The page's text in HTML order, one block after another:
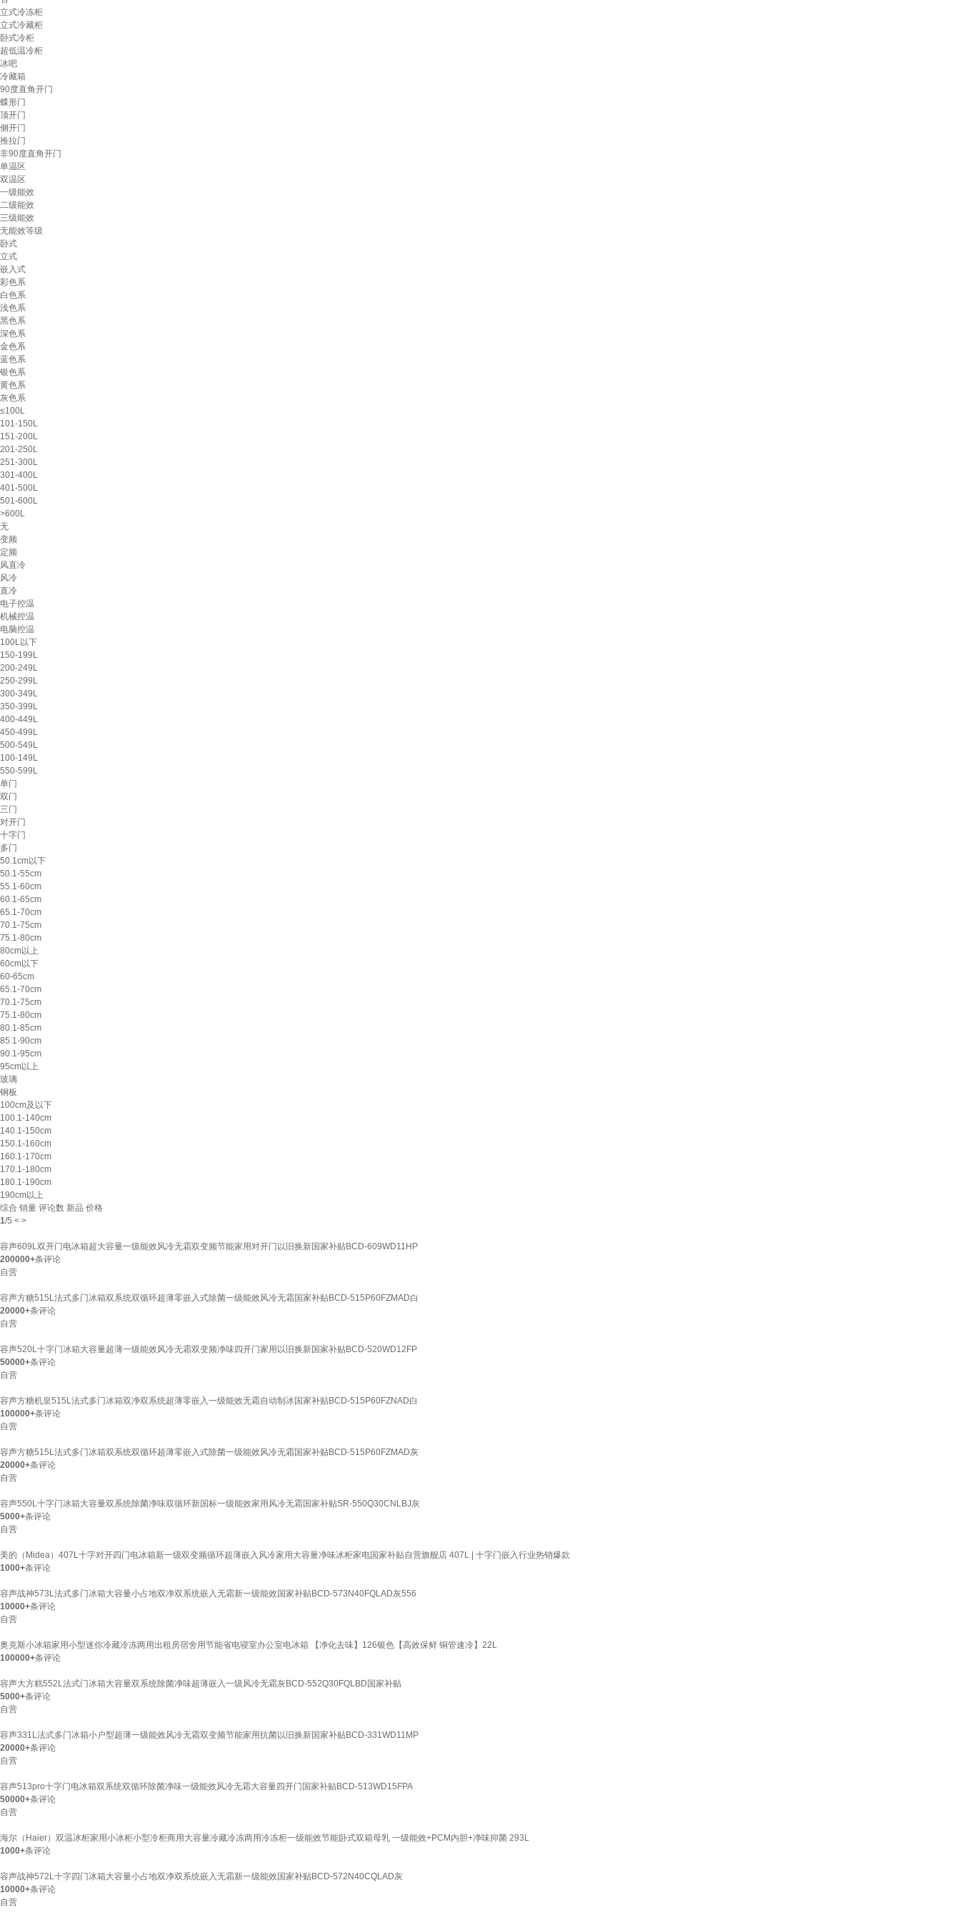
立式冷冻柜
立式冷藏柜
卧式冷柜
超低温冷柜
冰吧
冷藏箱
90度直角开门
蝶形门
顶开门
侧开门
推拉门
非90度直角开门
单温区
双温区
一级能效
二级能效
三级能效
无能效等级
卧式
立式
嵌入式
彩色系
白色系
浅色系
黑色系
深色系
金色系
蓝色系
银色系
黄色系
灰色系
≤100L
101-150L
151-200L
201-250L
251-300L
301-400L
401-500L
501-600L
>600L
无
变频
定频
风直冷
风冷
直冷
电子控温
机械控温
电脑控温
100L以下
150-199L
200-249L
250-299L
300-349L
350-399L
400-449L
450-499L
500-549L
100-149L
550-599L
单门
双门
三门
对开门
十字门
多门
50.1cm以下
50.1-55cm
55.1-60cm
60.1-65cm
65.1-70cm
70.1-75cm
75.1-80cm
80cm以上
60cm以下
60-65cm
65.1-70cm
70.1-75cm
75.1-80cm
80.1-85cm
85.1-90cm
90.1-95cm
95cm以上
玻璃
钢板
100cm及以下
100.1-140cm
140.1-150cm
150.1-160cm
160.1-170cm
170.1-180cm
180.1-190cm
190cm以上
综合 销量 评论数 新品 价格
1/5 < >
容声609L双开门电冰箱超大容量一级能效风冷无霜双变频节能家用对开门以旧换新国家补贴BCD-609WD11HP
200000+条评论
自营
容声方糖515L法式多门冰箱双系统双循环超薄零嵌入式除菌一级能效风冷无霜国家补贴BCD-515P60FZMAD白
20000+条评论
自营
容声520L十字门冰箱大容量超薄一级能效风冷无霜双变频净味四开门家用以旧换新国家补贴BCD-520WD12FP
50000+条评论
自营
容声方糖机皇515L法式多门冰箱双净双系统超薄零嵌入一级能效无霜自动制冰国家补贴BCD-515P60FZNAD白
100000+条评论
自营
容声方糖515L法式多门冰箱双系统双循环超薄零嵌入式除菌一级能效风冷无霜国家补贴BCD-515P60FZMAD灰
20000+条评论
自营
容声550L十字门冰箱大容量双系统除菌净味双循环新国标一级能效家用风冷无霜国家补贴SR-550Q30CNLBJ灰
5000+条评论
自营
美的（Midea）407L十字对开四门电冰箱新一级双变频循环超薄嵌入风冷家用大容量净味冰柜家电国家补贴自营旗舰店 407L | 十字门嵌入行业热销爆款
1000+条评论
容声战神573L法式多门冰箱大容量小占地双净双系统嵌入无霜新一级能效国家补贴BCD-573N40FQLAD灰556
10000+条评论
自营
奥克斯小冰箱家用小型迷你冷藏冷冻两用出租房宿舍用节能省电寝室办公室电冰箱 【净化去味】126银色【高效保鲜 铜管速冷】22L
100000+条评论
容声大方糕552L法式门冰箱大容量双系统除菌净味超薄嵌入一级风冷无霜灰BCD-552Q30FQLBD国家补贴
5000+条评论
自营
容声331L法式多门冰箱小户型超薄一级能效风冷无霜双变频节能家用抗菌以旧换新国家补贴BCD-331WD11MP
20000+条评论
自营
容声513pro十字门电冰箱双系统双循环除菌净味一级能效风冷无霜大容量四开门国家补贴BCD-513WD15FPA
50000+条评论
自营
海尔（Haier）双温冰柜家用小冰柜小型冷柜商用大容量冷藏冷冻两用冷冻柜一级能效节能卧式双箱母乳 一级能效+PCM内胆+净味抑菌 293L
1000+条评论
容声战神572L十字四门冰箱大容量小占地双净双系统嵌入无霜新一级能效国家补贴BCD-572N40CQLAD灰
10000+条评论
自营